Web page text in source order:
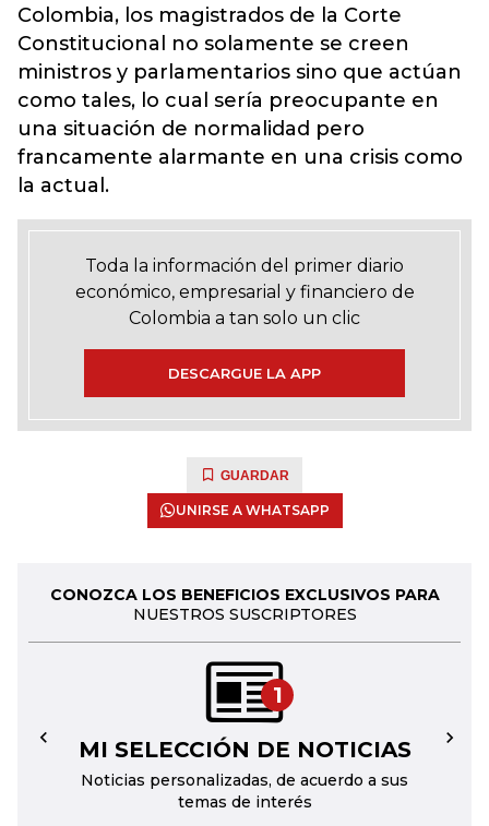
Colombia, los magistrados de la Corte
Constitucional no solamente se creen
ministros y parlamentarios sino que actúan
como tales, lo cual sería preocupante en
una situación de normalidad pero
francamente alarmante en una crisis como
la actual.
Toda la información del primer diario
económico, empresarial y financiero de
Colombia a tan solo un clic
DESCARGUE LA APP
GUARDAR
UNIRSE A WHATSAPP
CONOZCA LOS BENEFICIOS EXCLUSIVOS PARA
NUESTROS SUSCRIPTORES
1
MI SELECCIÓN DE NOTICIAS
Noticias personalizadas, de acuerdo a sus
temas de interés
← →